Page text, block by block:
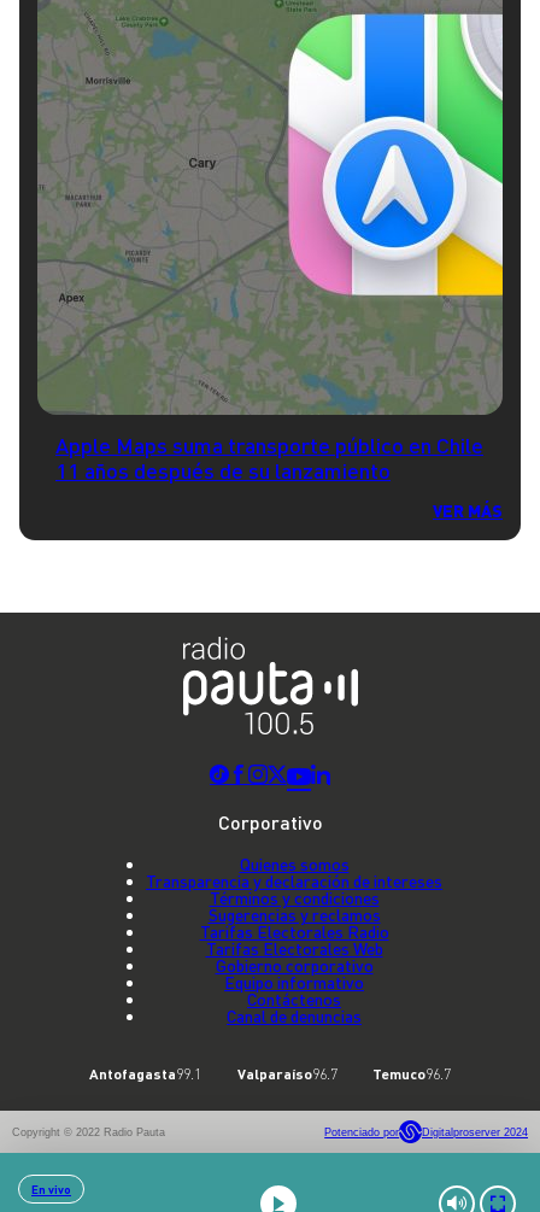
Apple Maps suma transporte público en Chile
11 años después de su lanzamiento
VER MÁS
En vivo
Corporativo
Quienes somos
Transparencia y declaración de intereses
Términos y condiciones
Sugerencias y reclamos
Tarifas Electorales Radio
Tarifas Electorales Web
Gobierno corporativo
Equipo informativo
Contáctenos
Canal de denuncias
Antofagasta99.1 Valparaíso96.7 Temuco96.7
Copyright © 2022 Radio Pauta Potenciado por Digitalproserver 2024